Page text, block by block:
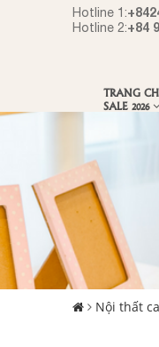
Hotline 1:
Hotline 2:+84
TRANG
SALE 2026
Nội thất